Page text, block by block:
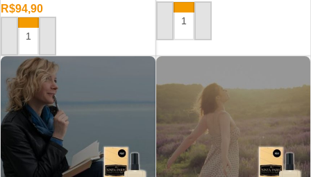
R$94,90
ADICIONAR AO CARRINHO
ADICIONAR AO CARRINHO